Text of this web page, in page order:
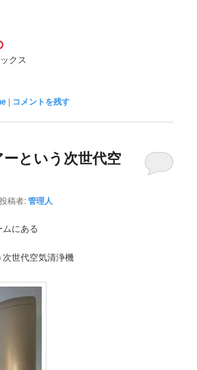
クス
| コメントを残す
という次世代空
投稿者:管理人
ムにある
世代空気清浄機